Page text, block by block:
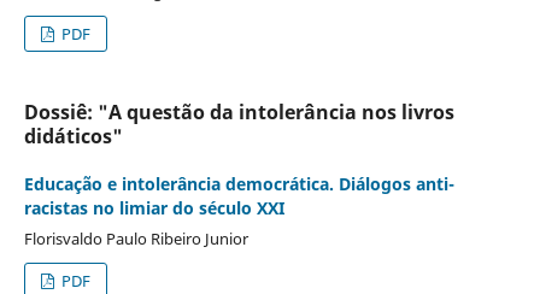
PDF
Dossiê: "A questão da intolerância nos livros
didáticos"
Educação e intolerância democrática. Diálogos anti-
racistas no limiar do século XXI
Florisvaldo Paulo Ribeiro Junior
PDF